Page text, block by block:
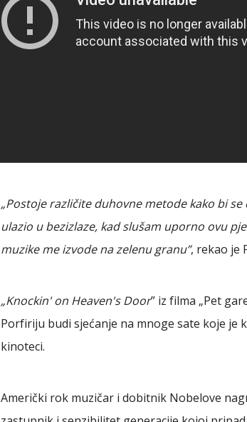
„Postoje različite duhovne metode kako bi
ulazio u bezizlaze, kad slušam uporno ovu
muzike me izvode na zelenu granu”, rekao je
„Knockin' on Heaven's Door” iz filma „Pet
Porfiriju budi sjećanje na mnoge sate koje je
kinoteci.
Američki rok muzičar i dobitnik Nobelove